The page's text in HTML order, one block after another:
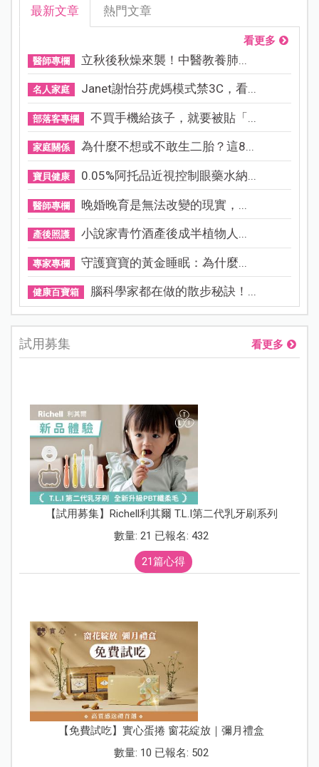
最新文章 熱門文章
看更多
醫師專欄 立秋後秋燥來襲！中醫教養肺...
名人家庭 Janet謝怡芬虎媽模式禁3C，看...
部落客專欄 不買手機給孩子，就要被貼「...
家庭關係 為什麼不想或不敢生二胎？這8...
寶貝健康 0.05%阿托品近視控制眼藥水納...
醫師專欄 晚婚晚育是無法改變的現實，...
產後照護 小說家青竹酒產後成半植物人...
專家專欄 守護寶寶的黃金睡眠：為什麼...
健康百寶箱 腦科學家都在做的散步秘訣！...
試用募集 看更多
【試用募集】Richell利其爾 T.L.I第二代乳牙刷系列
數量: 21 已報名: 432
21篇心得
【免費試吃】實心蛋捲 窗花綻放｜彌月禮盒
數量: 10 已報名: 502